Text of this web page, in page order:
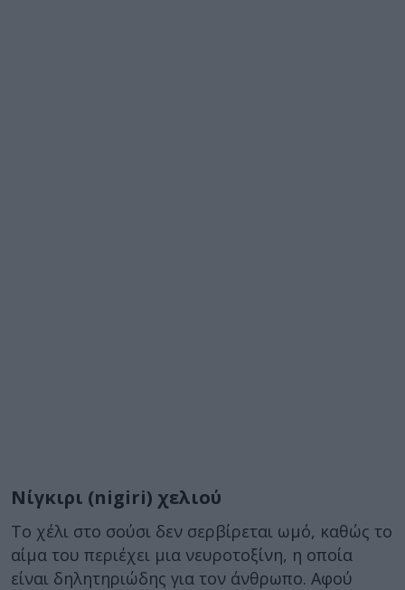
Νίγκιρι (nigiri) χελιού
Το χέλι στο σούσι δεν σερβίρεται ωμό, καθώς το
αίμα του περιέχει μια νευροτοξίνη, η οποία
είναι δηλητηριώδης για τον άνθρωπο. Αφού